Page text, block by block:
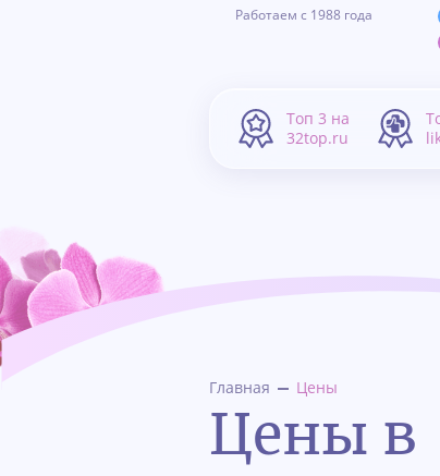
Работаем с 1988 года
Топ 3 на
32top.ru
Главная Цены
Цены в